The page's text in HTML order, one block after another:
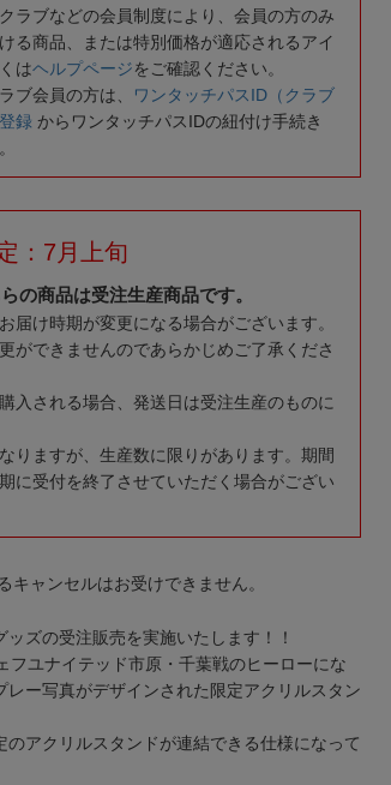
ラブなどの会員制度により、会員の方のみ
る商品、または特別価格が適応されるアイ
はヘルプページをご確認ください。
ブ会員の方は、
ワンタッチパスID（クラブ
録 からワンタッチパスIDの紐付け手続き
：7月上旬
の商品は受注生産商品です。
届け時期が変更になる場合がございます。
ができませんのであらかじめご了承くださ
入される場合、発送日は受注生産のものに
りますが、生産数に限りがあります。期間
に受付を終了させていただく場合がござい
キャンセルはお受けできません。
ズの受注販売を実施いたします！！
フユナイテッド市原・千葉戦のヒーローにな
レー写真がデザインされた限定アクリルスタン
のアクリルスタンドが連結できる仕様になって